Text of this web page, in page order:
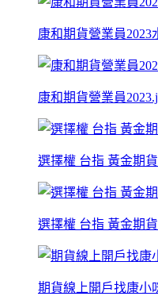
康和期貨營業員2023
康和期貨營業員
選擇權 台指 黃金期
選擇權 台指 黃金期
期貨線上開戶找康小